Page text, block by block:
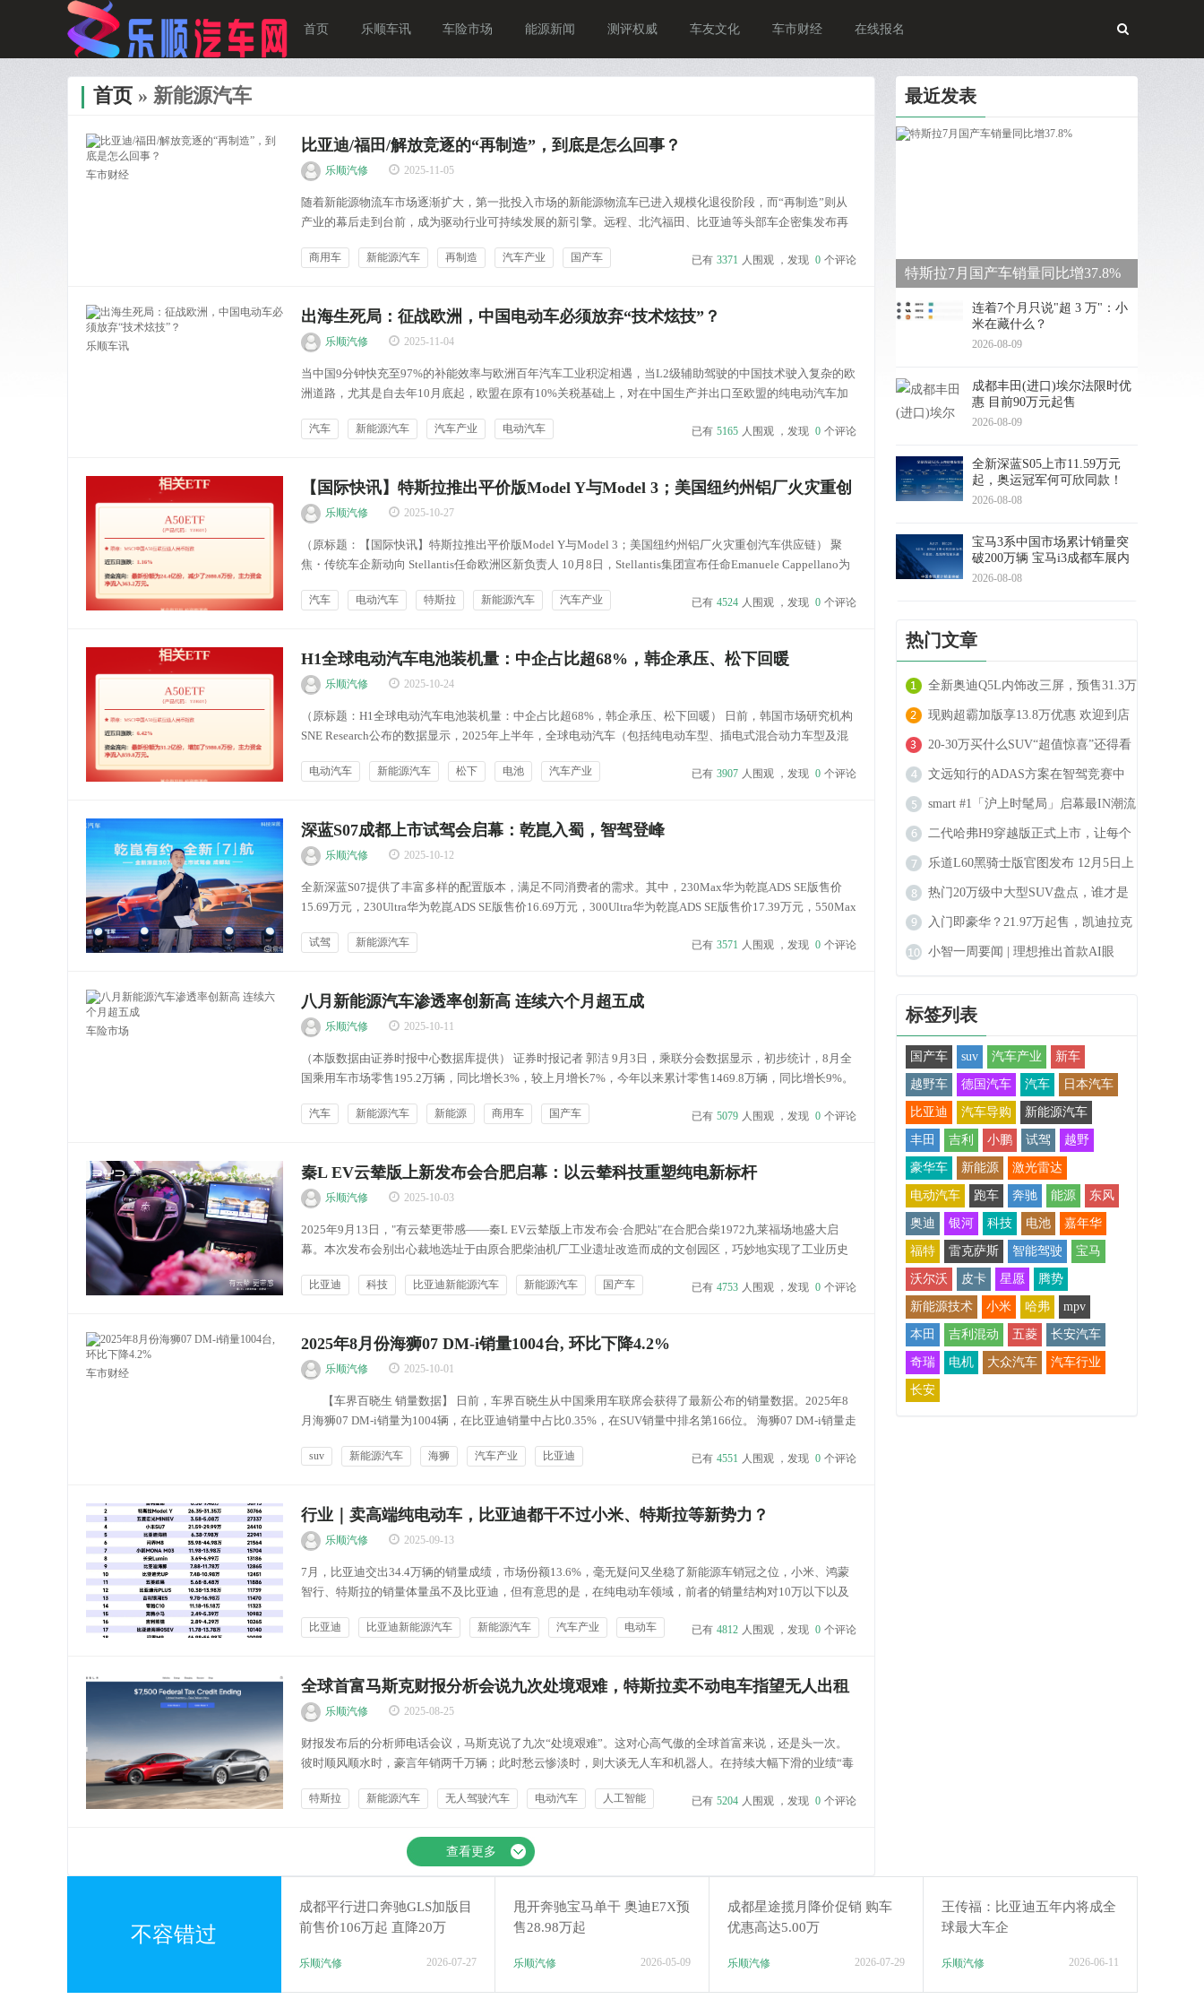
首页 乐顺车讯 车险市场 能源新闻 测评权威 车友文化 车市财经 在线报名
首页» 新能源汽车
车市财经
比亚迪/福田/解放竞逐的“再制造”，到底是怎么回事？
乐顺汽修 2025-11-05
随着新能源物流车市场逐渐扩大，第一批投入市场的新能源物流车已进入规模化退役阶段，而“再制造”则从
产业的幕后走到台前，成为驱动行业可持续发展的新引擎。远程、北汽福田、比亚迪等头部车企密集发布再
聚焦“三电”系统与关键机械部件的再制造流程搭建。 这并非偶然，而是新能源商用...
商用车 新能源汽车 再制造 汽车产业 国产车 已有 3371 人围观 ，发现 0 个评论
乐顺车讯
出海生死局：征战欧洲，中国电动车必须放弃“技术炫技”？
乐顺汽修 2025-11-04
当中国9分钟快充至97%的补能效率与欧洲百年汽车工业积淀相遇，当L2级辅助驾驶的中国技术驶入复杂的欧
洲道路，尤其是自去年10月底起，欧盟在原有10%关税基础上，对在中国生产并出口至欧盟的纯电动汽车加
靠贸易出口的盈利模式难以为继，也让中国车企意识到，必须从根...
汽车 新能源汽车 汽车产业 电动汽车 已有 5165 人围观 ，发现 0 个评论
【国际快讯】特斯拉推出平价版Model Y与Model 3；美国纽约州铝厂火灾重创
汽车供应链
乐顺汽修 2025-10-27
（原标题：【国际快讯】特斯拉推出平价版Model Y与Model 3；美国纽约州铝厂火灾重创汽车供应链） 聚
焦・传统车企新动向 Stellantis任命欧洲区新负责人 10月8日，Stellantis集团宣布任命Emanuele Cappellano为
汽车 电动汽车 特斯拉 新能源汽车 汽车产业 已有 4524 人围观 ，发现 0 个评论
H1全球电动汽车电池装机量：中企占比超68%，韩企承压、松下回暖
乐顺汽修 2025-10-24
（原标题：H1全球电动汽车电池装机量：中企占比超68%，韩企承压、松下回暖） 日前，韩国市场研究机构
SNE Research公布的数据显示，2025年上半年，全球电动汽车（包括纯电动车型、插电式混合动力车型及混
电动汽车 新能源汽车 松下 电池 汽车产业 已有 3907 人围观 ，发现 0 个评论
深蓝S07成都上市试驾会启幕：乾崑入蜀，智驾登峰
乐顺汽修 2025-10-12
全新深蓝S07提供了丰富多样的配置版本，满足不同消费者的需求。其中，230Max华为乾崑ADS SE版售价
15.69万元，230Ultra华为乾崑ADS SE版售价16.69万元，300Ultra华为乾崑ADS SE版售价17.39万元，550Max
试驾 新能源汽车 已有 3571 人围观 ，发现 0 个评论
车险市场
八月新能源汽车渗透率创新高 连续六个月超五成
乐顺汽修 2025-10-11
（本版数据由证券时报中心数据库提供） 证券时报记者 郭洁 9月3日，乘联分会数据显示，初步统计，8月全
国乘用车市场零售195.2万辆，同比增长3%，较上月增长7%，今年以来累计零售1469.8万辆，同比增长9%。
55.3%，今年以来累计零售753.5万辆，同比...
汽车 新能源汽车 新能源 商用车 国产车 已有 5079 人围观 ，发现 0 个评论
秦L EV云辇版上新发布会合肥启幕：以云辇科技重塑纯电新标杆
乐顺汽修 2025-10-03
2025年9月13日，"有云辇更带感——秦L EV云辇版上市发布会·合肥站"在合肥合柴1972九莱福场地盛大启
幕。本次发布会别出心裁地选址于由原合肥柴油机厂工业遗址改造而成的文创园区，巧妙地实现了工业历史
业遗存相得益彰，营造出独特的时空对话氛围，为与会嘉宾带来一场沉...
比亚迪 科技 比亚迪新能源汽车 新能源汽车 国产车 已有 4753 人围观 ，发现 0 个评论
车市财经
2025年8月份海狮07 DM-i销量1004台, 环比下降4.2%
乐顺汽修 2025-10-01
【车界百晓生 销量数据】 日前，车界百晓生从中国乘用车联席会获得了最新公布的销量数据。2025年8
月海狮07 DM-i销量为1004辆，在比亚迪销量中占比0.35%，在SUV销量中排名第166位。 海狮07 DM-i销量走
suv 新能源汽车 海狮 汽车产业 比亚迪 已有 4551 人围观 ，发现 0 个评论
行业｜卖高端纯电动车，比亚迪都干不过小米、特斯拉等新势力？
乐顺汽修 2025-09-13
7月，比亚迪交出34.4万辆的销量成绩，市场份额13.6%，毫无疑问又坐稳了新能源车销冠之位，小米、鸿蒙
智行、特斯拉的销量体量虽不及比亚迪，但有意思的是，在纯电动车领域，前者的销量结构对10万以下以及
势力的产品和品牌溢价能力，这是为什么呢？另外，通过梳理7...
比亚迪 比亚迪新能源汽车 新能源汽车 汽车产业 电动车 已有 4812 人围观 ，发现 0 个评论
全球首富马斯克财报分析会说九次处境艰难，特斯拉卖不动电车指望无人出租
车！Model Y潜在车主或转向小米YU7
乐顺汽修 2025-08-25
财报发布后的分析师电话会议，马斯克说了九次“处境艰难”。这对心高气傲的全球首富来说，还是头一次。
彼时顺风顺水时，豪言年销两千万辆；此时愁云惨淡时，则大谈无人车和机器人。在持续大幅下滑的业绩“毒
公布了第二季度业绩，没有任何意外。现在市场关注的已不是特斯拉业绩...
特斯拉 新能源汽车 无人驾驶汽车 电动汽车 人工智能 已有 5204 人围观 ，发现 0 个评论
查看更多
最近发表
特斯拉7月国产车销量同比增37.8%
连着7个月只说"超 3 万"：小
米在藏什么？
2026-08-09
成都丰田(进口)埃尔法限时优
惠 目前90万元起售
2026-08-09
全新深蓝S05上市11.59万元
起，奥运冠军何可欣同款！
2026-08-08
宝马3系中国市场累计销量突
破200万辆 宝马i3成都车展内
饰首发
2026-08-08
热门文章
全新奥迪Q5L内饰改三屏，预售31.3万
起
现购超霸加版享13.8万优惠 欢迎到店
试驾
20-30万买什么SUV“超值惊喜”还得看
沃尔沃XC70
文远知行的ADAS方案在智驾竞赛中
拔得头筹，再获广汽合作
smart #1「沪上时髦局」启幕最IN潮流
秀场登陆上海
二代哈弗H9穿越版正式上市，让每个
人都能实现穿越的梦想
乐道L60黑骑士版官图发布 12月5日上
市 限量666台
热门20万级中大型SUV盘点，谁才是
最合适的选择？
入门即豪华？21.97万起售，凯迪拉克
GT4怎么样
小智一周要闻 | 理想推出首款AI眼
标签列表
国产车 suv 汽车产业 新车
越野车 德国汽车 汽车 日本汽车
比亚迪 汽车导购 新能源汽车
丰田 吉利 小鹏 试驾 越野
豪华车 新能源 激光雷达
电动汽车 跑车 奔驰 能源 东风
奥迪 银河 科技 电池 嘉年华
福特 雷克萨斯 智能驾驶 宝马
沃尔沃 皮卡 星愿 腾势
新能源技术 小米 哈弗 mpv
本田 吉利混动 五菱 长安汽车
奇瑞 电机 大众汽车 汽车行业
长安
不容错过
成都平行进口奔驰GLS加版目
前售价106万起 直降20万
乐顺汽修 2026-07-27
甩开奔驰宝马单干 奥迪E7X预
售28.98万起
乐顺汽修 2026-05-09
成都星途揽月降价促销 购车
优惠高达5.00万
乐顺汽修 2026-07-29
王传福：比亚迪五年内将成全
球最大车企
乐顺汽修 2026-06-11